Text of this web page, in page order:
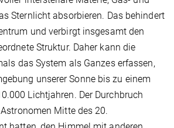
Sternlicht absorbieren. Das behindert
und verbirgt insgesamt den
Struktur. Daher kann die
das System als Ganzes erfassen,
unserer Sonne bis zu einem
Lichtjahren. Der Durchbruch
Mitte des 20.